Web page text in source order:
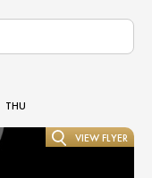
THU
VIEW FLYER